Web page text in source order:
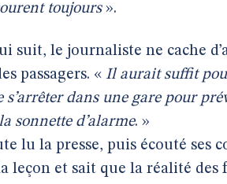
toujours».
suit, le journaliste ne cache
passagers. « Il aurait suffit
s’arrêter dans une gare pour
sonnette d’alarme. »
lu la presse, puis écouté ses
leçon et sait que la réalité des